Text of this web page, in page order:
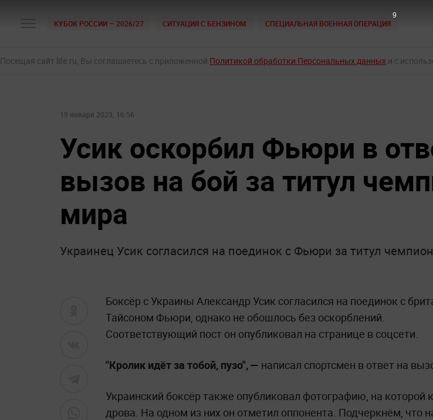
КУБОК РОССИИ — 2026/27 СИТУАЦИЯ С БЕНЗИНОМ СПЕЦИАЛЬНАЯ ВОЕННАЯ ОПЕРАЦИЯ
Посещая сайт life.ru, Вы соглашаетесь с приложенной Политикой обработки Персональных данных и с
19 января 2023, 16:56
Усик оскорбил Фьюри в
вызов на бой за титул
мира
Украинец Усик согласился на поединок с Фьюри за титул
Боксёр с Украины Александр Усик согласился на поединок с
Тайсоном Фьюри, однако не обошлось без оскорблений.
Соответствующий пост он опубликовал на странице в соцсети.
"Кролик идёт за тобой, пузо", — написал спортсмен в ответ на
Украинский боксёр также опубликовал фотографию, на которой
дрова. На одном из них он отметил оппонента. Подчеркнём, что
8